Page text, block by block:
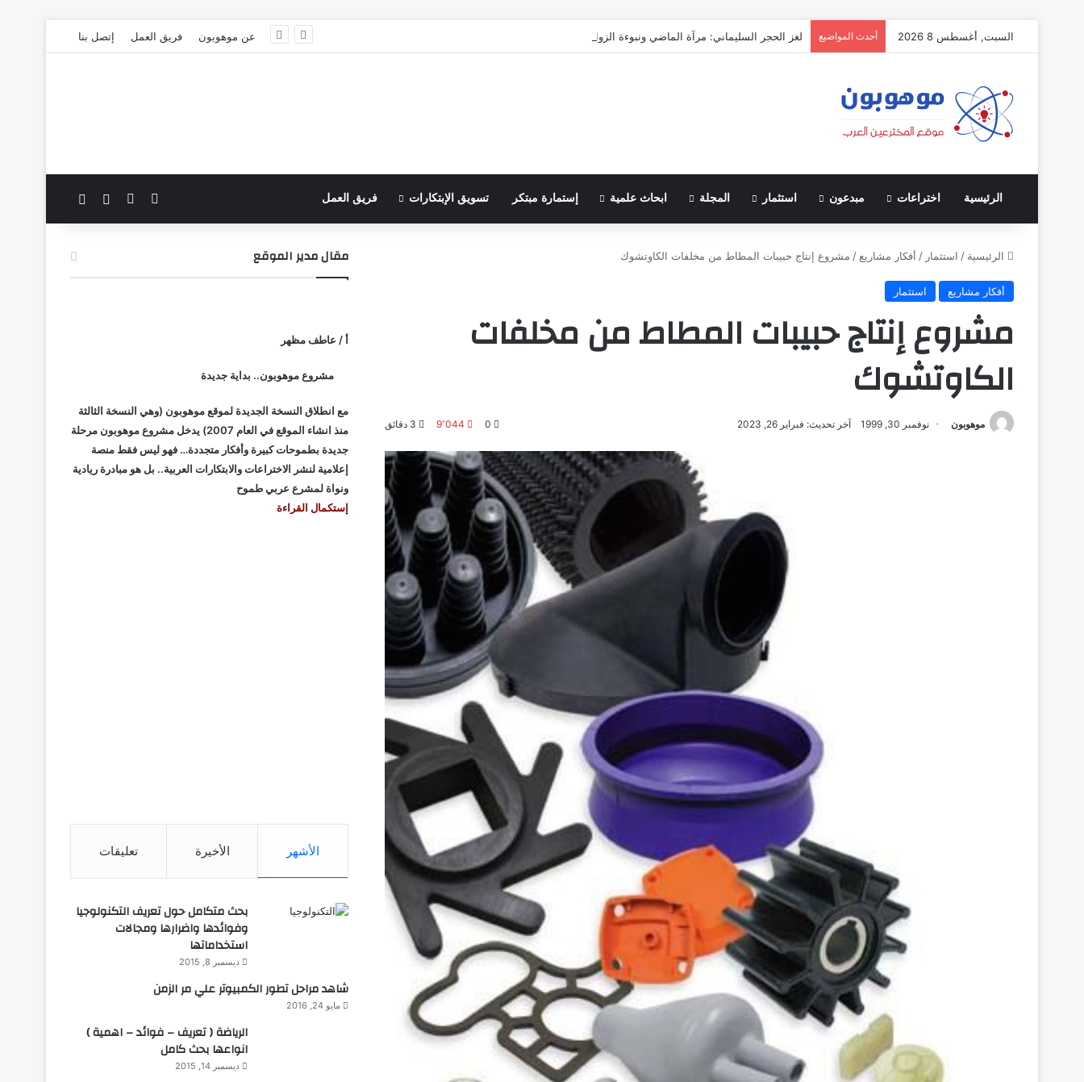
السبت, أغسطس 8 2026 أحدث المواضيع لغز الحجر السليماني: مرآة الماضي ونبوءة الزوال عن موهوبون فريق العمل إتصل بنا
الرئيسية اختراعات مبدعون استثمار المجلة ابحاث علمية إستمارة مبتكر تسويق الإبتكارات فريق العمل فيسبوك الوضع المظلم
الرئيسية / استثمار / أفكار مشاريع / مشروع إنتاج حبيبات المطاط من مخلفات الكاوتشوك
أفكار مشاريع استثمار
مشروع إنتاج حبيبات المطاط من مخلفات
الكاوتشوك
موهوبون نوفمبر 30, 1999 آخر تحديث: فبراير 26, 2023 0 9٬044
مقال مدير الموقع
أ / عاطف مظهر
مشروع موهوبون.. بداية جديدة
مع انطلاق النسخة الجديدة لموقع موهوبون (وهي النسخة الثالثة
منذ انشاء الموقع في العام 2007) يدخل مشروع موهوبون مرحلة
جديدة بطموحات كبيرة وأفكار متجددة… فهو ليس فقط منصة
إعلامية لنشر الاختراعات والابتكارات العربية.. بل هو مبادرة ريادية
ونواة لمشرع عربي طموح
إستكمال القراءة
الأشهر الأخيرة تعليقات
بحث متكامل حول تعريف التكنولوجيا
وفوائدها واضرارها ومجالات
استخداماتها
ديسمبر 8, 2015
شاهد مراحل تطور الكمبيوتر علي مر الزمن
مايو 24, 2016
الرياضة ( تعريف – فوائد – اهمية )
انواعها بحث كامل
ديسمبر 14, 2015